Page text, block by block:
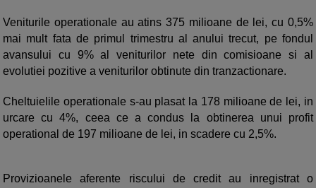
Veniturile operationale au atins 375 milioane de lei, cu 0,5%
mai mult fata de primul trimestru al anului trecut, pe fondul
avansului cu 9% al veniturilor nete din comisioane si al
evolutiei pozitive a veniturilor obtinute din tranzactionare.
Cheltuielile operationale s-au plasat la 178 milioane de lei, in
urcare cu 4%, ceea ce a condus la obtinerea unui profit
operational de 197 milioane de lei, in scadere cu 2,5%.
Provizioanele aferente riscului de credit au inregistrat o